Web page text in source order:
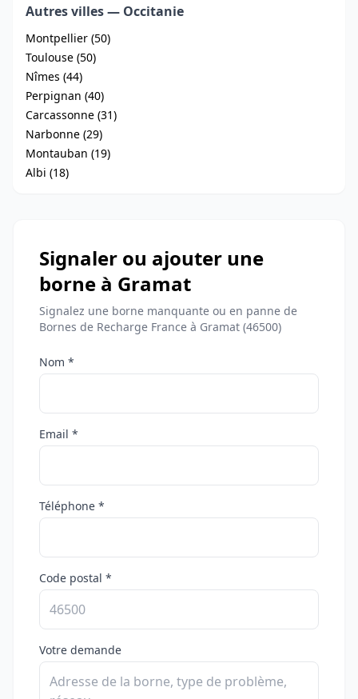
Autres villes — Occitanie
Montpellier (50)
Toulouse (50)
Nîmes (44)
Perpignan (40)
Carcassonne (31)
Narbonne (29)
Montauban (19)
Albi (18)
Signaler ou ajouter une
borne à Gramat
Signalez une borne manquante ou en panne de
Bornes de Recharge France à Gramat (46500)
Nom *
Email *
Téléphone *
Code postal *
Votre demande